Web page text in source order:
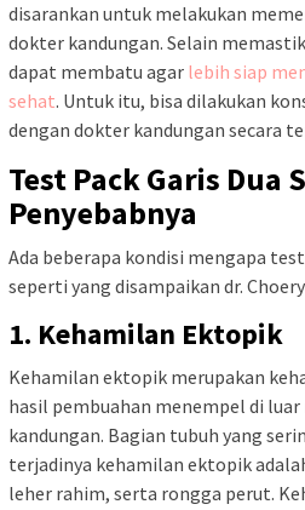
disarankan untuk melakukan
dokter kandungan. Selain
dapat membatu agar lebih siap
sehat. Untuk itu, bisa dilakukan
dengan dokter kandungan secara
Test Pack Garis Dua
Penyebabnya
Ada beberapa kondisi mengapa
seperti yang disampaikan dr.
1. Kehamilan Ektopik
Kehamilan ektopik merupakan
hasil pembuahan menempel di
kandungan. Bagian tubuh yang
terjadinya kehamilan ektopik
leher rahim, serta rongga perut.